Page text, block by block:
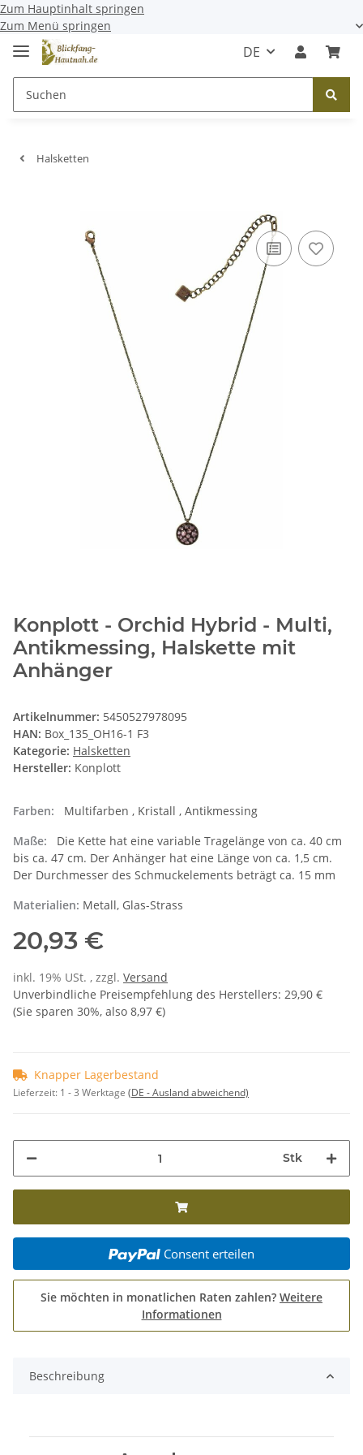
Zum Hauptinhalt springen
Zum Menü springen
DE
Halsketten
Konplott - Orchid Hybrid - Multi,
Antikmessing, Halskette mit
Anhänger
Artikelnummer: 5450527978095
HAN: Box_135_OH16-1 F3
Kategorie: Halsketten
Hersteller: Konplott
Farben:
Multifarben , Kristall , Antikmessing
Maße:
Die Kette hat eine variable Tragelänge von ca. 40 cm
bis ca. 47 cm. Der Anhänger hat eine Länge von ca. 1,5 cm.
Der Durchmesser des Schmuckelements beträgt ca. 15 mm
Materialien: Metall, Glas-Strass
20,93 €
inkl. 19% USt. , zzgl. Versand
Unverbindliche Preisempfehlung des Herstellers: 29,90 €
(Sie sparen 30%, also 8,97 €)
Knapper Lagerbestand
Lieferzeit: 1 - 3 Werktage (DE - Ausland abweichend)
Stk
Consent erteilen
Sie möchten in monatlichen Raten zahlen? Weitere
Informationen
Beschreibung